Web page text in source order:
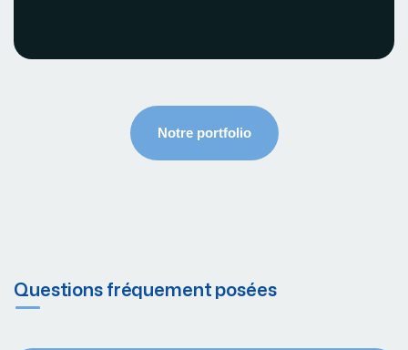
Voir le projet
Questions fréquement posées